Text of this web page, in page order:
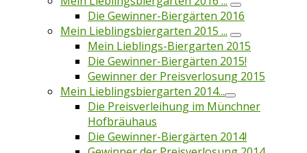
Die Gewinner-Biergärten 2016
Mein Lieblingsbiergarten 2015 ...
Mein Lieblings-Biergarten 2015
Die Gewinner-Biergärten 2015!
Gewinner der Preisverlosung 2015
Mein Lieblingsbiergarten 2014...
Die Preisverleihung im Münchner
Hofbräuhaus
Die Gewinner-Biergärten 2014!